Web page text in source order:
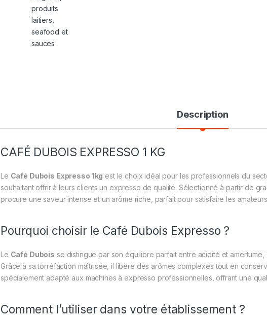
Description
CAFÉ DUBOIS EXPRESSO 1 KG
Le Café Dubois Expresso 1kg est le choix idéal pour les professionnels du
souhaitant offrir à leurs clients un expresso de qualité. Sélectionné à partir de
procure une saveur intense et un arôme riche, parfait pour satisfaire les
Pourquoi choisir le Café Dubois Expresso ?
Le Café Dubois se distingue par son équilibre parfait entre acidité et
Grâce à sa torréfaction maîtrisée, il libère des arômes complexes tout en
spécialement adapté aux machines à expresso professionnelles, offrant une
Comment l’utiliser dans votre établissement ?